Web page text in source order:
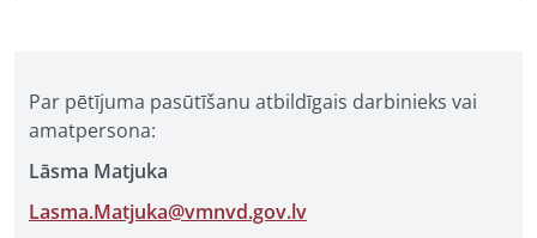
Par pētījuma pasūtīšanu atbildīgais darbinieks vai
amatpersona:
Lāsma Matjuka
Lasma.Matjuka@vmnvd.gov.lv